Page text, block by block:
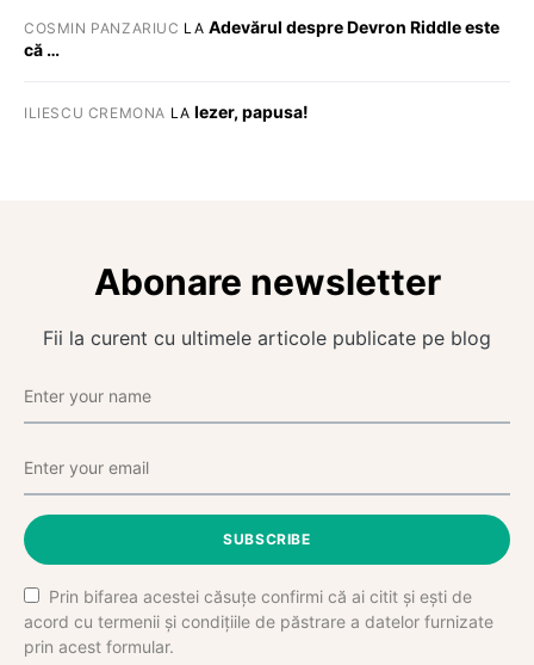
COSMIN PANZARIUC LA Adevărul despre Devron Riddle este
că …
ILIESCU CREMONA LA Iezer, papusa!
Abonare newsletter
Fii la curent cu ultimele articole publicate pe blog
SUBSCRIBE
Prin bifarea acestei căsuțe confirmi că ai citit și ești de
acord cu termenii și condițiile de păstrare a datelor furnizate
prin acest formular.